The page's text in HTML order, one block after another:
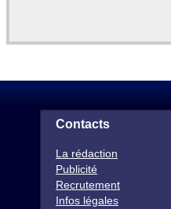
Contacts
La rédaction
Publicité
Recrutement
Infos légales